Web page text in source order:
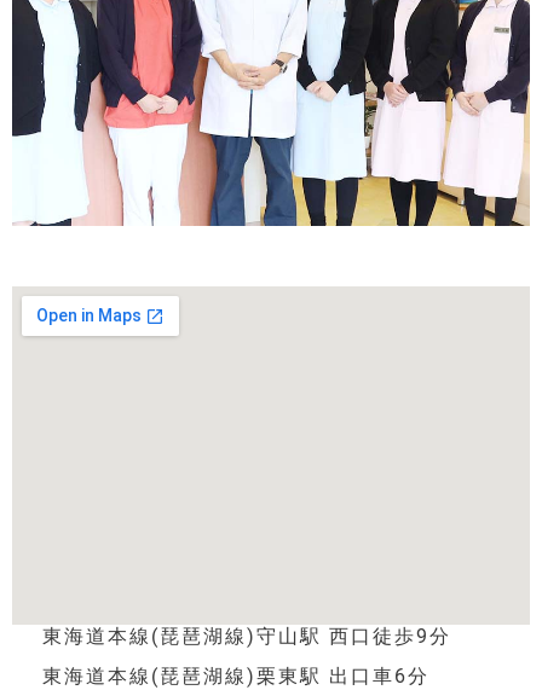
東海道本線(琵琶湖線)守山駅 西口徒歩9分
東海道本線(琵琶湖線)栗東駅 出口車6分